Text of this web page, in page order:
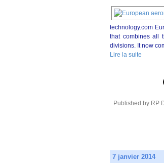
technology.com
that combines all
divisions. It now
Lire la suite
Published by RP
7 janvier 2014